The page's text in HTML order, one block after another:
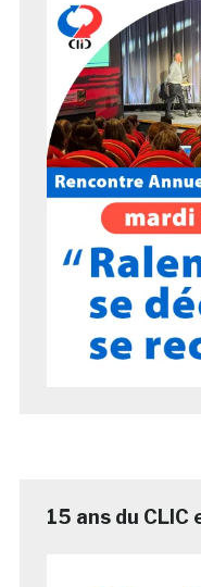
15 ans du CLIC